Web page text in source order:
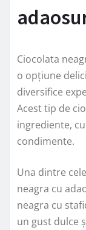
Ciocolata
o opțiune
diversifice
Acest tip de
ingrediente,
condimente.
Una dintre
neagra cu
neagra cu
un gust dulce